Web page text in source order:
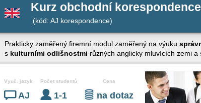
Kurz obchodní
(kód: AJ korespondence)
Prakticky zaměřený firemní modul zaměřený na výuku
s kulturními odlišnostmi různých anglicky mluvících zemi
Vyuč. jazyk
AJ
Počet studentů
1-1
Cena
na dotaz